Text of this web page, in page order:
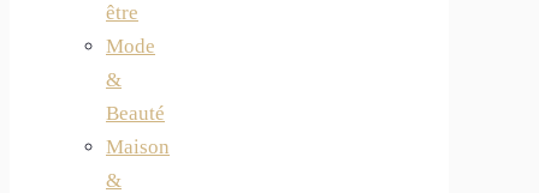
être
Mode
&
Beauté
Maison
&